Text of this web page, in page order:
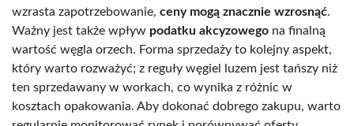
wzrasta zapotrzebowanie, ceny mogą znacznie wzrosnąć.
Ważny jest także wpływ podatku akcyzowego na finalną
wartość węgla orzech. Forma sprzedaży to kolejny aspekt,
który warto rozważyć; z reguły węgiel luzem jest tańszy niż
ten sprzedawany w workach, co wynika z różnic w
kosztach opakowania. Aby dokonać dobrego zakupu, warto